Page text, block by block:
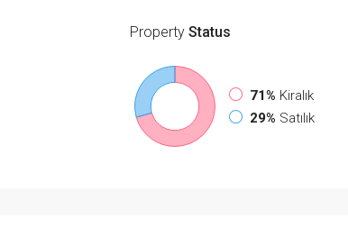
PropertyStatus
71% Kiralık
29% Satılık